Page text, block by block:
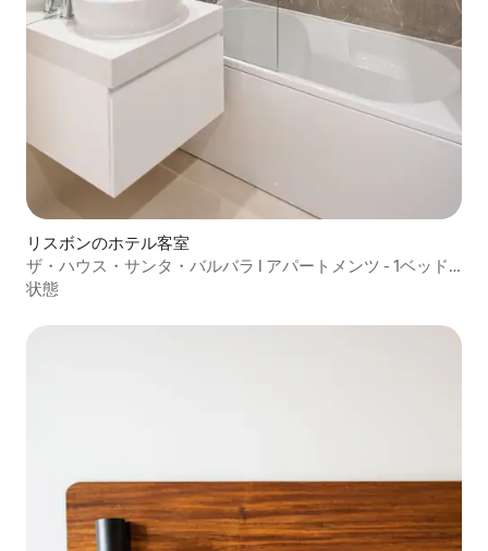
リスボンのホテル客室
ザ・ハウス・サンタ・バルバラ I アパートメンツ - 1ベッド
（1B）
状態